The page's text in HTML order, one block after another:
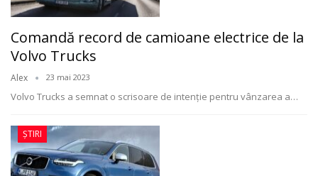
Comandă record de camioane electrice de la
Volvo Trucks
Alex 23 mai 2023
Volvo Trucks a semnat o scrisoare de intenție pentru vânzarea a…
ȘTIRI